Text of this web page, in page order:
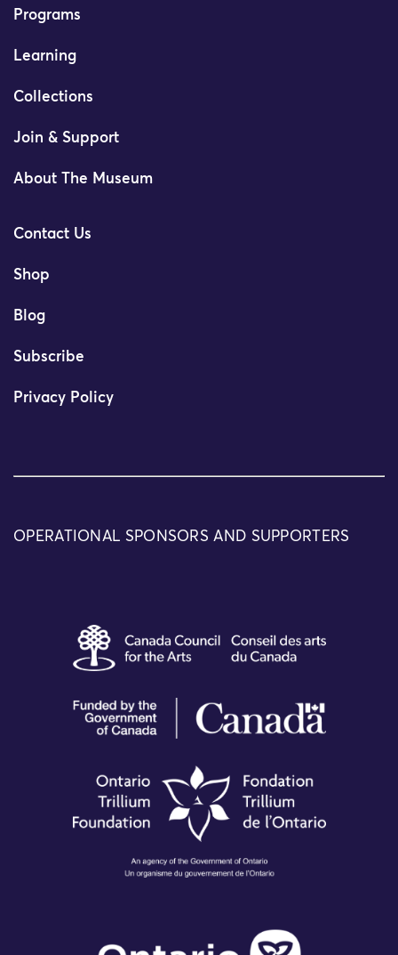
Programs
Learning
Collections
Join & Support
About The Museum
Contact Us
Shop
Blog
Subscribe
Privacy Policy
OPERATIONAL SPONSORS AND SUPPORTERS